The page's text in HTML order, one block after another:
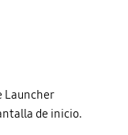
Launcher
de inicio.